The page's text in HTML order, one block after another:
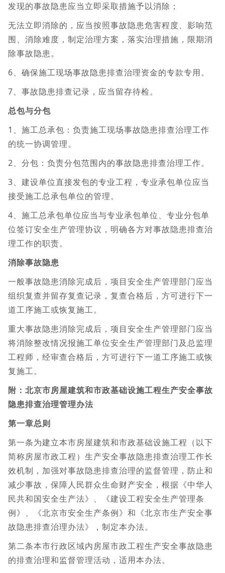
发现的事故隐患应当立即采取措施予以消除；
无法立即消除的，应当按照事故隐患危害程度、影响范
围、消除难度，制定治理方案，落实治理措施，限期消
除事故隐患。
6、确保施工现场事故隐患排查治理资金的专款专用。
7、事故隐患排查记录，应当留存待检。
总包与分包
1、施工总承包：负责施工现场事故隐患排查治理工作
的统一协调管理。
2、分包：负责分包范围内的事故隐患排查治理工作。
3、建设单位直接发包的专业工程，专业承包单位应当
接受施工总承包单位的管理。
4、施工总承包单位应当与专业承包单位、专业分包单
位签订安全生产管理协议，明确各方对事故隐患排查治
理工作的职责。
消除事故隐患
一般事故隐患消除完成后，项目安全生产管理部门应当
组织复查并留存复查记录，复查合格后，方可进行下一
道工序施工或恢复施工。
重大事故隐患消除完成后，项目安全生产管理部门应当
将消除整改情况报施工单位安全生产管理部门及总监理
工程师，经审查合格后，方可进行下一道工序施工或恢
复施工。
附：北京市房屋建筑和市政基础设施工程生产安全事故
隐患排查治理管理办法
第一章总则
第一条为建立本市房屋建筑和市政基础设施工程（以下
简称房屋市政工程）生产安全事故隐患排查治理工作长
效机制，加强对事故隐患排查治理的监督管理，防止和
减少事故，保障人民群众生命财产安全，根据《中华人
民共和国安全生产法》、《建设工程安全生产管理条
例》、《北京市安全生产条例》和《北京市生产安全事
故隐患排查治理办法》，制定本办法。
第二条本市行政区域内房屋市政工程生产安全事故隐患
的排查治理和监督管理活动，适用本办法。